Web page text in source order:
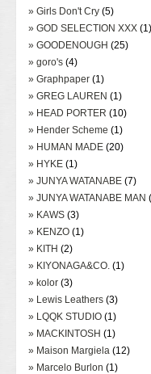
» Girls Don't Cry (5)
» GOD SELECTION XXX (1)
» GOODENOUGH (25)
» goro's (4)
» Graphpaper (1)
» GREG LAUREN (1)
» HEAD PORTER (10)
» Hender Scheme (1)
» HUMAN MADE (20)
» HYKE (1)
» JUNYA WATANABE (7)
» JUNYA WATANABE MAN
» KAWS (3)
» KENZO (1)
» KITH (2)
» KIYONAGA&CO. (1)
» kolor (3)
» Lewis Leathers (3)
» LQQK STUDIO (1)
» MACKINTOSH (1)
» Maison Margiela (12)
» Marcelo Burlon (1)